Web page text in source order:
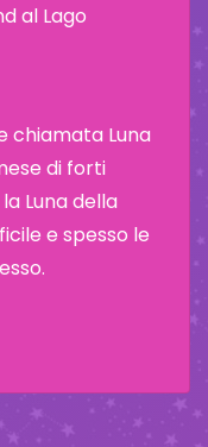
al Lago
chiamata Luna
di forti
Luna della
e spesso le